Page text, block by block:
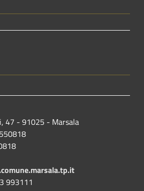
47 - 91025 - Marsala
993111